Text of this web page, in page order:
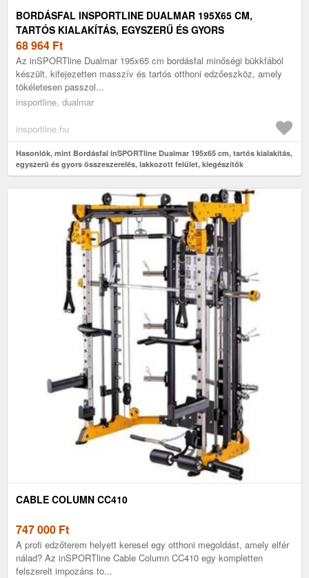
BORDÁSFAL INSPORTLINE DUALMAR 195X65 CM,
TARTÓS KIALAKÍTÁS, EGYSZERŰ ÉS GYORS
ÖSSZESZERELÉS, LAKKOZOTT FELÜLET, KIEGÉSZÍTŐK
CSATLAKOZÁSÁNAK LEHETŐSÉGE
68 964 Ft
Az inSPORTline Dualmar 195x65 cm bordásfal minőségi bükkfából
készült, kifejezetten masszív és tartós otthoni edzőeszköz, amely
tökéletesen passzol...
insportline, dualmar
insportline.hu
Hasonlók, mint Bordásfal inSPORTline Dualmar 195x65 cm, tartós kialakítás,
egyszerű és gyors összeszerelés, lakkozott felület, kiegészítők
csatlakozásának lehetősége
CABLE COLUMN CC410
747 000 Ft
A profi edzőterem helyett keresel egy otthoni megoldást, amely elfér
nálad? Az inSPORTline Cable Column CC410 egy kompletten
felszerelt impozáns to...